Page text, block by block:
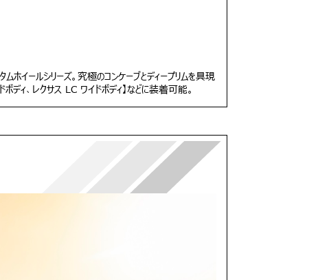
ールシリーズ。究極のコンケーブとディープリムを具現
ディ、レクサス LC ワイドボディ】などに装着可能。